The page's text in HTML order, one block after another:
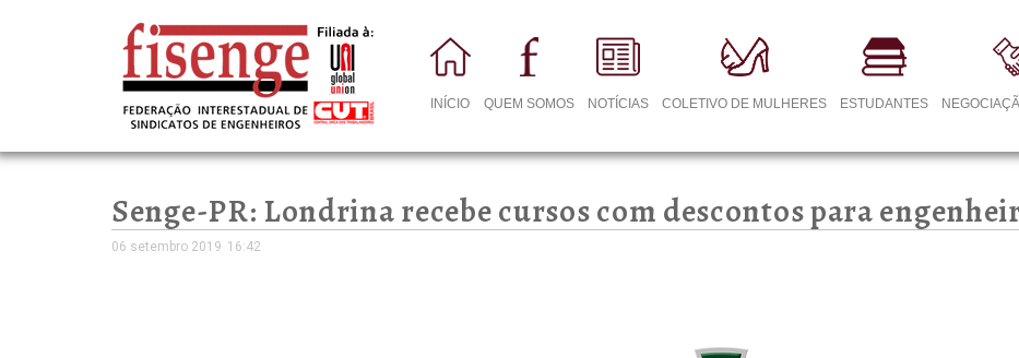
INÍCIO QUEM SOMOS NOTÍCIAS COLETIVO DE MULHERES ESTUDANTES
Senge-PR: Londrina recebe cursos com descontos para
06 setembro 2019 16:42